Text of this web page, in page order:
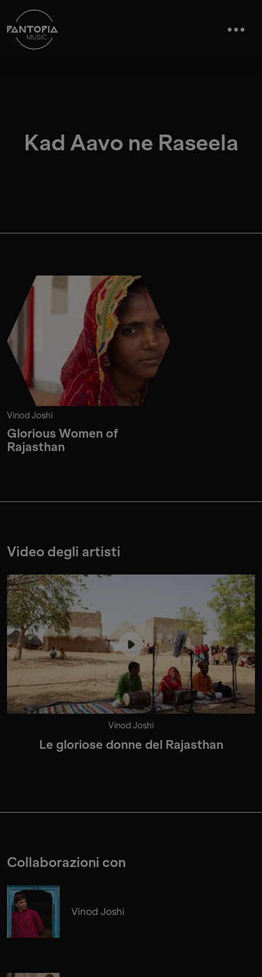
Kad Aavo ne Raseela
Vinod Joshi
Glorious Women of
Rajasthan
Video degli artisti
Vinod Joshi
Le gloriose donne del Rajasthan
Collaborazioni con
Vinod Joshi